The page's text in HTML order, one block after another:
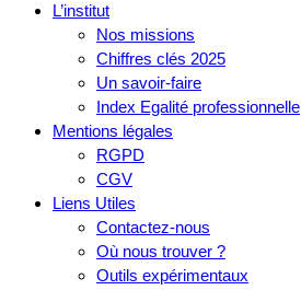
L’institut
Nos missions
Chiffres clés 2025
Un savoir-faire
Index Egalité professionnelle
Mentions légales
RGPD
CGV
Liens Utiles
Contactez-nous
Où nous trouver ?
Outils expérimentaux